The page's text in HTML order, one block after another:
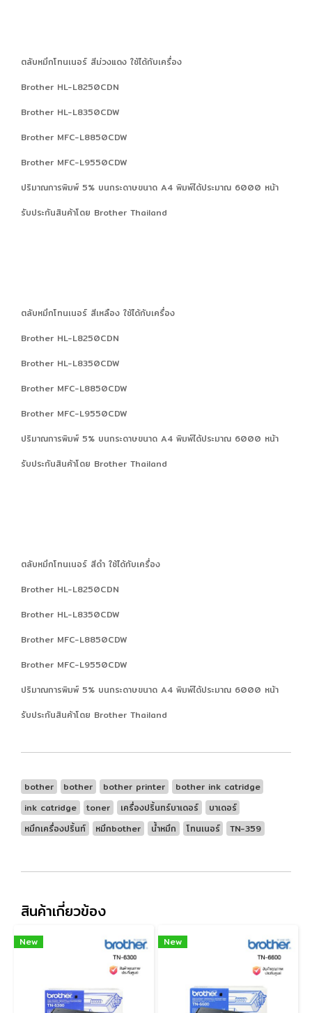
ตลับหมึกโทนเนอร์ สีม่วงแดง ใช้ได้กับเครื่อง
Brother HL-L8250CDN
Brother HL-L8350CDW
Brother MFC-L8850CDW
Brother MFC-L9550CDW
ปริมาณการพิมพ์ 5% บนกระดาษขนาด A4 พิมพ์ได้ประมาณ 6000 หน้า
รับประกันสินค้าโดย Brother Thailand
ตลับหมึกโทนเนอร์ สีเหลือง ใช้ได้กับเครื่อง
Brother HL-L8250CDN
Brother HL-L8350CDW
Brother MFC-L8850CDW
Brother MFC-L9550CDW
ปริมาณการพิมพ์ 5% บนกระดาษขนาด A4 พิมพ์ได้ประมาณ 6000 หน้า
รับประกันสินค้าโดย Brother Thailand
ตลับหมึกโทนเนอร์ สีดำ ใช้ได้กับเครื่อง
Brother HL-L8250CDN
Brother HL-L8350CDW
Brother MFC-L8850CDW
Brother MFC-L9550CDW
ปริมาณการพิมพ์ 5% บนกระดาษขนาด A4 พิมพ์ได้ประมาณ 6000 หน้า
รับประกันสินค้าโดย Brother Thailand
bother bother bother printer
bother ink catridge
ink catridge
toner เครื่องปริ้นทร์บาเดอร์
บาเดอร์
หมึกเครื่องปริ้นท์
หมึกbother น้ำหมึก โทนเนอร์ ​TN-359
สินค้าเกี่ยวข้อง
New New